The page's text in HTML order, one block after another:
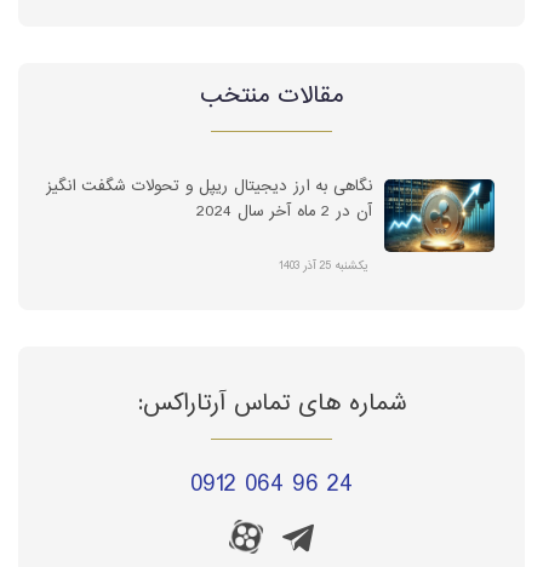
مقالات منتخب
نگاهی به ارز دیجیتال ریپل و تحولات شگفت انگیز
آن در 2 ماه آخر سال 2024
یکشنبه 25 آذر 1403
شماره های تماس آرتاراکس:
0912 064 96 24